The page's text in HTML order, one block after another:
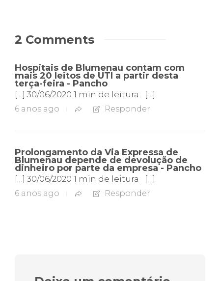
2 Comments
Hospitais de Blumenau contam com
mais 20 leitos de UTI a partir desta
terça-feira - Pancho
[…] 30/06/2020 1 min de leitura […]
6 anos ago Responder
Prolongamento da Via Expressa de
Blumenau depende de devolução de
dinheiro por parte da empresa - Pancho
[…] 30/06/2020 1 min de leitura […]
6 anos ago Responder